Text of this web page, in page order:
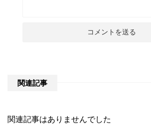
関連記事
関連記事はありませんでした